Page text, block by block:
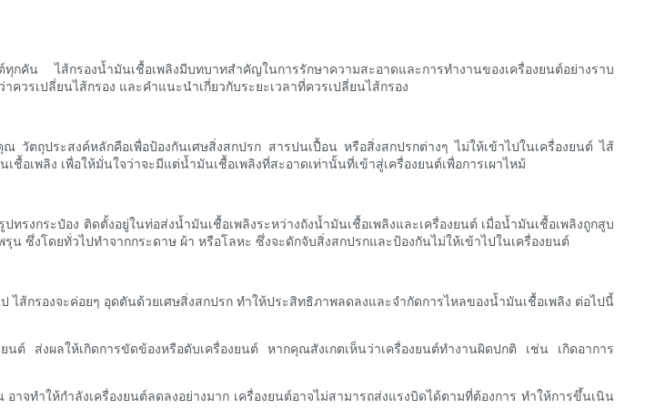
กคัน ไส้กรองน้ำมันเชื้อเพลิงมีบทบาทสำคัญในการรักษาความสะอาดและการทำงานของเครื่องยนต์อย่างราบ
รเปลี่ยนไส้กรอง และคำแนะนำเกี่ยวกับระยะเวลาที่ควรเปลี่ยนไส้กรอง
วัตถุประสงค์หลักคือเพื่อป้องกันเศษสิ่งสกปรก สารปนเปื้อน หรือสิ่งสกปรกต่างๆ ไม่ให้เข้าไปในเครื่องยนต์ ไส้
เพลิง เพื่อให้มั่นใจว่าจะมีแต่น้ำมันเชื้อเพลิงที่สะอาดเท่านั้นที่เข้าสู่เครื่องยนต์เพื่อการเผาไหม้
งกระป๋อง ติดตั้งอยู่ในท่อส่งน้ำมันเชื้อเพลิงระหว่างถังน้ำมันเชื้อเพลิงและเครื่องยนต์ เมื่อน้ำมันเชื้อเพลิงถูกสูบ
น ซึ่งโดยทั่วไปทำจากกระดาษ ผ้า หรือโลหะ ซึ่งจะดักจับสิ่งสกปรกและป้องกันไม่ให้เข้าไปในเครื่องยนต์
ส้กรองจะค่อยๆ อุดตันด้วยเศษสิ่งสกปรก ทำให้ประสิทธิภาพลดลงและจำกัดการไหลของน้ำมันเชื้อเพลิง ต่อไปนี้
นต์ ส่งผลให้เกิดการขัดข้องหรือดับเครื่องยนต์ หากคุณสังเกตเห็นว่าเครื่องยนต์ทำงานผิดปกติ เช่น เกิดอาการ
จทำให้กำลังเครื่องยนต์ลดลงอย่างมาก เครื่องยนต์อาจไม่สามารถส่งแรงบิดได้ตามที่ต้องการ ทำให้การขึ้นเนิน